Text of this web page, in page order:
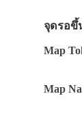
จุดรอขึ้
Map
Map